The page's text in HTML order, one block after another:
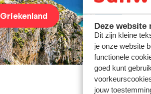
Deze website
Dit zijn kleine
je onze website
functionele
goed kunt
jouw
Griekenland